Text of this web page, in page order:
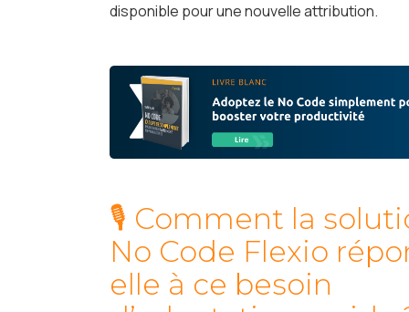
disponible pour une nouvelle attribution.
🎙 Comment la
No Code Flexio
elle à ce besoin